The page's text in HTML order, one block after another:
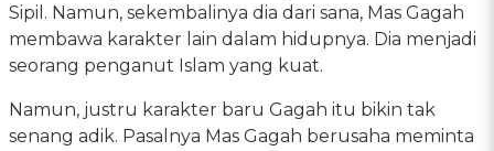
Sipil. Namun, sekembalinya dia dari sana, Mas Gagah
membawa karakter lain dalam hidupnya. Dia menjadi
seorang penganut Islam yang kuat.
Namun, justru karakter baru Gagah itu bikin tak
senang adik. Pasalnya Mas Gagah berusaha meminta